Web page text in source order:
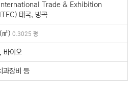
Trade & Exhibition
태국, 방콕
) 0.3025 평
바이오
과장비 등